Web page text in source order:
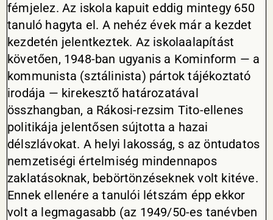
fémjelez. Az iskola kapuit eddig mintegy 650
tanuló hagyta el. A nehéz évek már a kezdet
kezdetén jelentkeztek. Az iskolaalapítást
követően, 1948-ban ugyanis a Kominform — a
kommunista (sztálinista) pártok tájékoztató
irodája — kirekesztő határozatával
összhangban, a Rákosi-rezsim Tito-ellenes
politikája jelentősen sújtotta a hazai
délszlávokat. A helyi lakosság, s az öntudatos
nemzetiségi értelmiség mindennapos
zaklatásoknak, bebörtönzéseknek volt kitéve.
Ennek ellenére a tanulói létszám épp ekkor
volt a legmagasabb (az 1949/50-es tanévben